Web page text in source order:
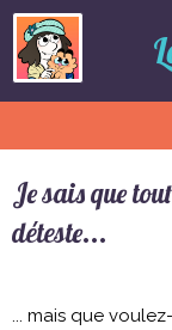
Je sais que
déteste...
... mais que